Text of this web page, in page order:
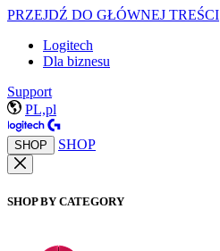
PRZEJDŹ DO GŁÓWNEJ TREŚCI
Logitech
Dla biznesu
Support
PL,pl
SHOP SHOP
SHOP BY CATEGORY